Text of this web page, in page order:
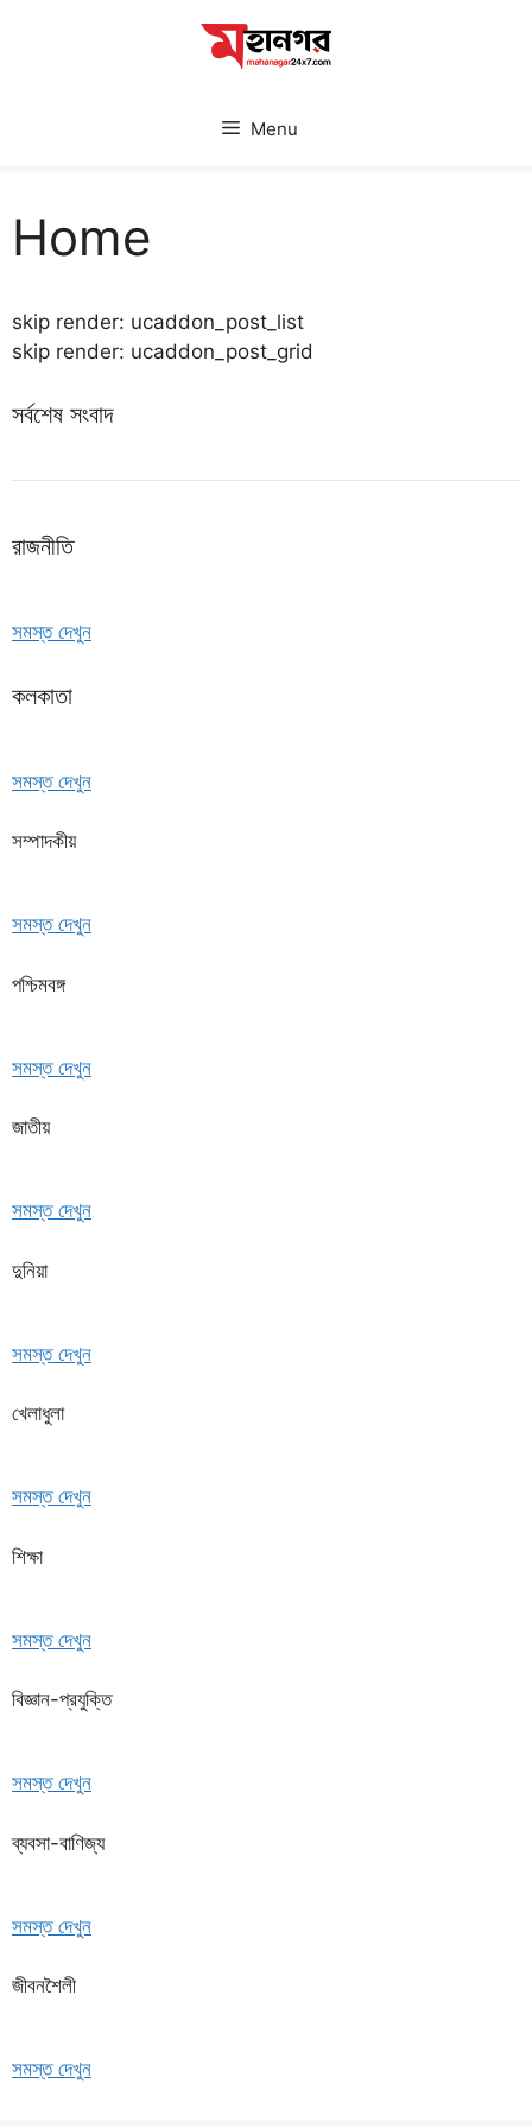
Menu
Home
skip render: ucaddon_post_list
skip render: ucaddon_post_grid
সর্বশেষ সংবাদ
রাজনীতি
সমস্ত দেখুন
কলকাতা
সমস্ত দেখুন
সম্পাদকীয়
সমস্ত দেখুন
পশ্চিমবঙ্গ
সমস্ত দেখুন
জাতীয়
সমস্ত দেখুন
দুনিয়া
সমস্ত দেখুন
খেলাধুলা
সমস্ত দেখুন
শিক্ষা
সমস্ত দেখুন
বিজ্ঞান-প্রযুক্তি
সমস্ত দেখুন
ব্যবসা-বাণিজ্য
সমস্ত দেখুন
জীবনশৈলী
সমস্ত দেখুন